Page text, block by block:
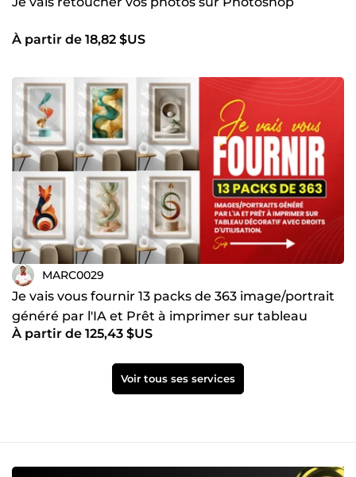
À partir de 18,82 $US
MARC0029
Je vais vous fournir 13 packs de 363 image/portrait
généré par l'IA et Prêt à imprimer sur tableau
décoratif
À partir de 125,43 $US
Voir tous ses services